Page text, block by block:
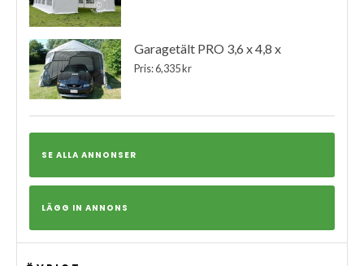
Garagetält PRO 3,6 x 4,8 x
Pris: 6,335 kr
SE ALLA ANNONSER
LÄGG IN ANNONS